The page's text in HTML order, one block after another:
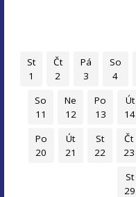
St
1
Čt
2
Pá
3
So
4
So
11
Ne
12
Po
13
Út
14
Po
20
Út
21
St
22
Čt
23
St
29